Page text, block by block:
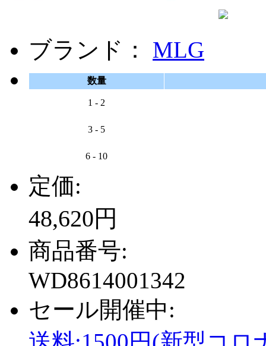
ブランド： MLG
数量
1 - 2
3 - 5
6 - 10
定価:
48,620円
商品番号:
WD8614001342
セール開催中: